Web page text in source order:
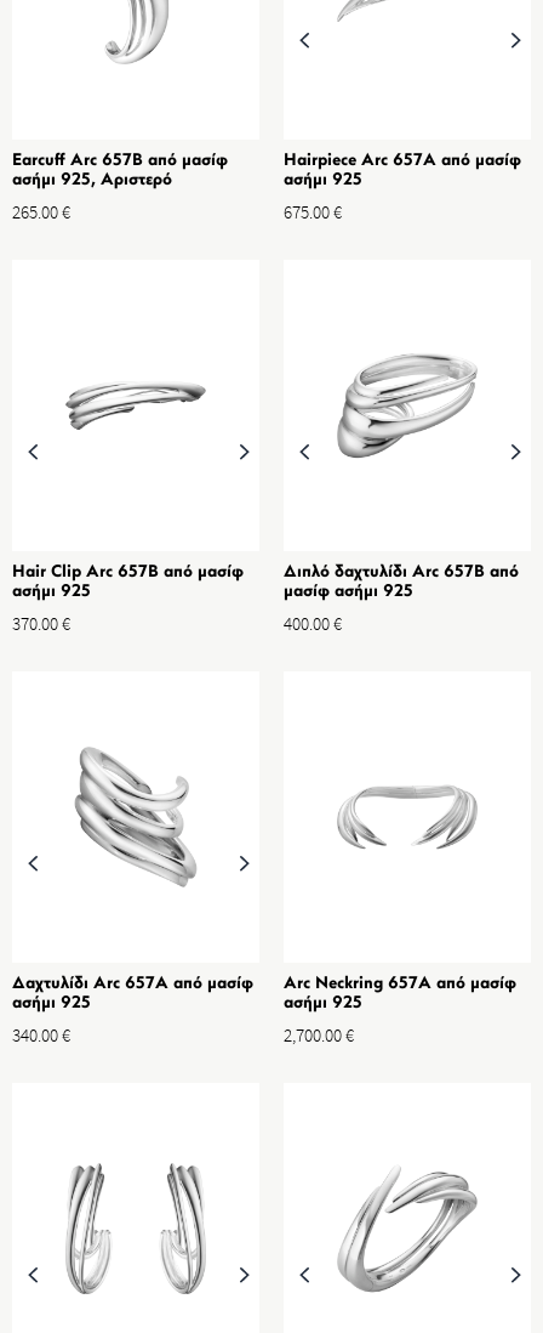
Earcuff Arc 657B από μασίφ
ασήμι 925, Αριστερό
265.00€
Hairpiece Arc 657A από μασίφ
ασήμι 925
675.00€
Hair Clip Arc 657B από μασίφ
ασήμι 925
370.00€
Διπλό δαχτυλίδι Arc 657B από
μασίφ ασήμι 925
400.00€
Δαχτυλίδι Arc 657A από μασίφ
ασήμι 925
340.00€
Arc Neckring 657A από μασίφ
ασήμι 925
2,700.00€